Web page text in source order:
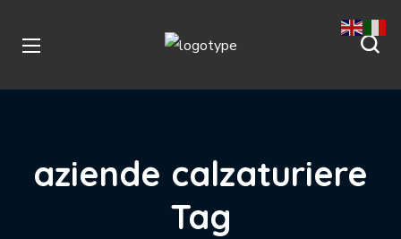
aziende calzaturiere
Tag